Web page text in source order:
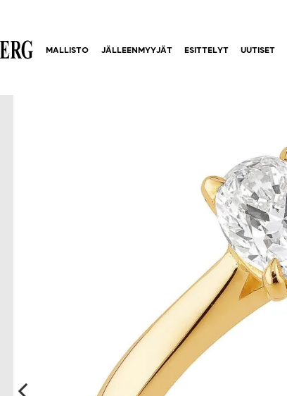
MALLISTO JÄLLEENMYYJÄT ESITTELYT UUTISET